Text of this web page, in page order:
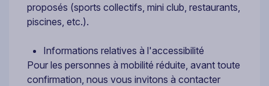
proposés (sports collectifs, mini club, restaurants,
piscines, etc.).
Informations relatives à l'accessibilité
Pour les personnes à mobilité réduite, avant toute
confirmation, nous vous invitons à contacter